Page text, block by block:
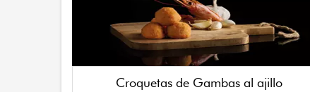
Croquetas de Gambas al ajillo